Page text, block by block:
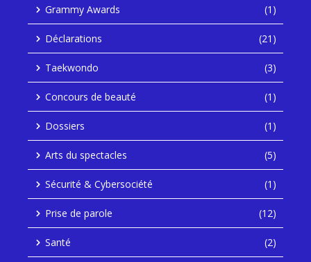
Grammy Awards (1)
Déclarations (21)
Taekwondo (3)
Concours de beauté (1)
Dossiers (1)
Arts du spectacles (5)
Sécurité & Cybersociété (1)
Prise de parole (12)
Santé (2)